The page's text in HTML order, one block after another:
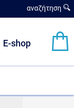
αναζήτηση
E-shop